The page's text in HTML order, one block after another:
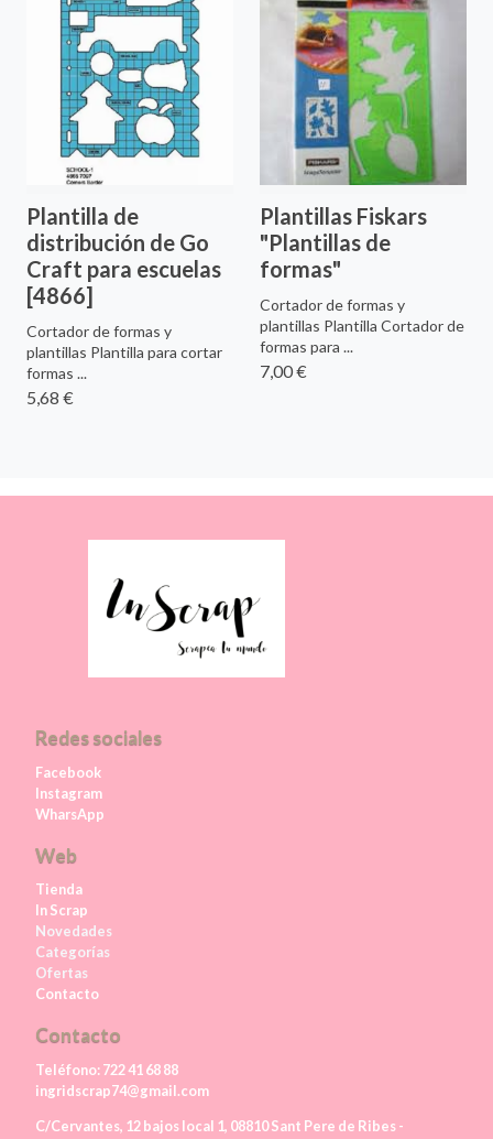
Plantilla de
distribución de Go
Craft para escuelas
[4866]
Cortador de formas y
plantillas Plantilla para cortar
formas ...
5,68 €
Plantillas Fiskars
"Plantillas de
formas"
Cortador de formas y
plantillas Plantilla Cortador de
formas para ...
7,00 €
Redes sociales
Facebook
Instagram
WharsApp
Web
Tienda
In Scrap
Novedades
Categorías
Ofertas
Contacto
Contacto
Teléfono:722 41 68 88
ingridscrap74@gmail.com
C/Cervantes, 12 bajos local 1, 08810 Sant Pere de Ribes -